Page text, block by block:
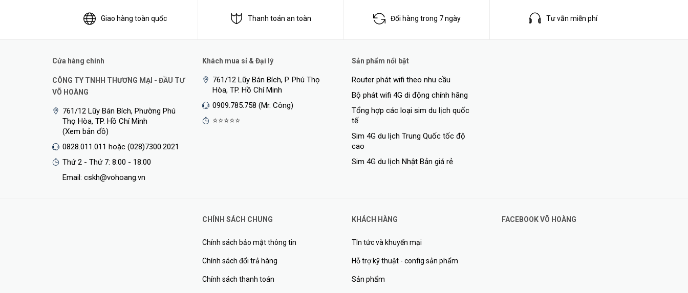
Với 2 cổng WAN tốc độ Gigabit, Vigor2927Fac tự động cân bằng tải trên 2 đường truyền Internet đồng thời. Khi một đường truyền gặp sự
Wi-Fi Dual-band Tốc Độ Cao:
Giao hàng toàn quốc Thanh toán an toàn Đổi hàng trong 7 ngày Tư vẫn miễn phí
Cửa hàng chính
CÔNG TY TNHH THƯƠNG MẠI - ĐẦU TƯ
VÕ HOÀNG
761/12 Lũy Bán Bích, Phường Phú
Thọ Hòa, TP. Hồ Chí Minh
(Xem bản đồ)
0828.011.011 hoặc (028)7300.2021
Thứ 2 - Thứ 7: 8:00 - 18:00
Email: cskh@vohoang.vn
Khách mua sỉ & Đại lý
761/12 Lũy Bán Bích, P. Phú Thọ
Hòa, TP. Hồ Chí Minh
0909.785.758 (Mr. Công)
⭐⭐⭐⭐⭐
Sản phẩm nổi bật
Router phát wifi theo nhu cầu
Bộ phát wifi 4G di động chính hãng
Tổng hợp các loại sim du lịch quốc
tế
Sim 4G du lịch Trung Quốc tốc độ
cao
Sim 4G du lịch Nhật Bản giá rẻ
CHÍNH SÁCH CHUNG
Chính sách bảo mật thông tin
Chính sách đổi trả hàng
Chính sách thanh toán
KHÁCH HÀNG
TIn tức và khuyến mại
Hỗ trợ kỹ thuật - config sản phẩm
Sản phẩm
FACEBOOK VÕ HOÀNG